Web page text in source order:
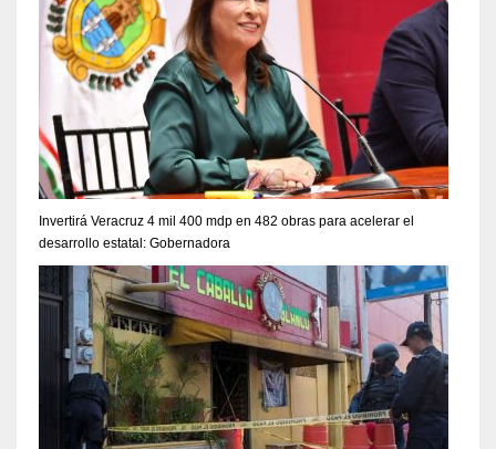
Invertirá Veracruz 4 mil 400 mdp en 482 obras para acelerar el
desarrollo estatal: Gobernadora